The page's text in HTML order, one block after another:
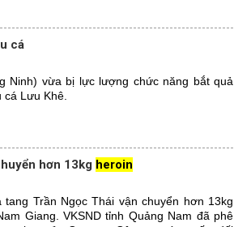
cá
Ninh) vừa bị lực lượng chức năng bắt quả
Lưu Khê.
hơn 13kg heroin
Trần Ngọc Thái vận chuyển hơn 13kg
Giang. VKSND tỉnh Quảng Nam đã phê